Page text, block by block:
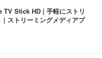
TV Stick HD | 手軽にストリ
| ストリーミングメディアプ